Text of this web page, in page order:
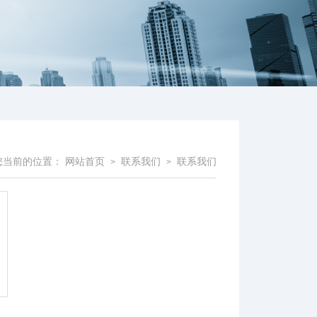
当前的位置： 网站首页 > 联系我们 > 联系我们